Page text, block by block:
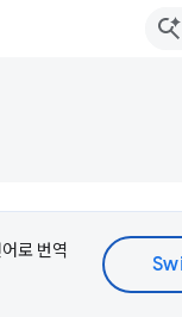
로 번역